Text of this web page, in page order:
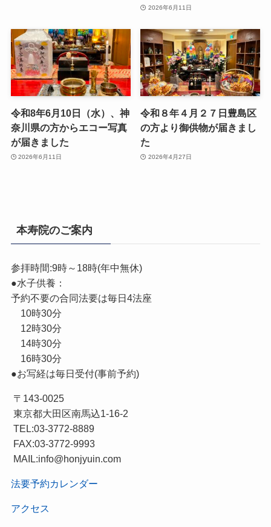
2026年6月11日
令和8年6月10日（水）、神
奈川県の方からエコー写真
が届きました
2026年6月11日
令和８年４月２７日豊島区
の方より御供物が届きまし
た
2026年4月27日
本寿院のご案内
参拝時間:9時～18時(年中無休)
●水子供養：
予約不要の合同法要は毎日4法座
10時30分
12時30分
14時30分
16時30分
●お写経は毎日受付(事前予約)
〒143-0025
東京都大田区南馬込1-16-2
TEL:03-3772-8889
FAX:03-3772-9993
MAIL:info@honjyuin.com
法要予約カレンダー
アクセス